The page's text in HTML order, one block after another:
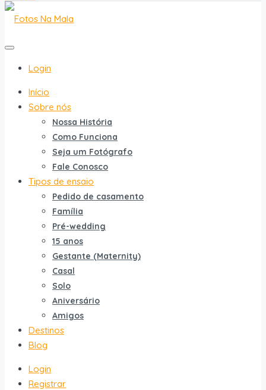
Login
Início
Sobre nós
Nossa História
Como Funciona
Seja um Fotógrafo
Fale Conosco
Tipos de ensaio
Pedido de casamento
Família
Pré-wedding
15 anos
Gestante (Maternity)
Casal
Solo
Aniversário
Amigos
Destinos
Blog
Login
Registrar